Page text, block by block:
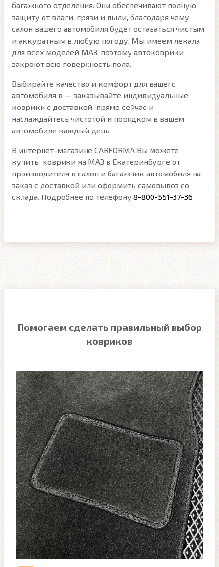
багажного отделения. Они обеспечивают полную
защиту от влаги, грязи и пыли, благодаря чему
салон вашего автомобиля будет оставаться чистым
и аккуратным в любую погоду. Мы имеем лекала
для всех моделей МАЗ, поэтому автоковрики
закроют всю поверхность пола.
Выбирайте качество и комфорт для вашего
автомобиля в — заказывайте индивидуальные
коврики с доставкой прямо сейчас и
наслаждайтесь чистотой и порядком в вашем
автомобиле каждый день.
В интернет-магазине CARFORMA Вы можете
купить коврики на МАЗ в Екатеринбурге от
производителя в салон и багажник автомобиля на
заказ с доставкой или оформить самовывоз со
склада. Подробнее по телефону 8-800-551-37-36
Помогаем сделать правильный выбор
ковриков